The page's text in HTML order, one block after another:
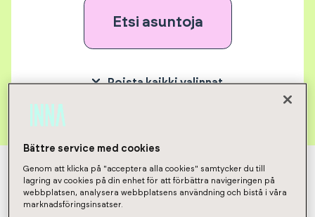
Etsi asuntoja
Poista kaikki valinnat
Näytetään tulokset 1-12 / 58
Heti vapaat asunnot
Bättre service med cookies
Genom att klicka på "acceptera alla cookies" samtycker du till
lagring av cookies på din enhet för att förbättra navigeringen på
webbplatsen, analysera webbplatsens användning och bistå i våra
marknadsföringsinsatser.